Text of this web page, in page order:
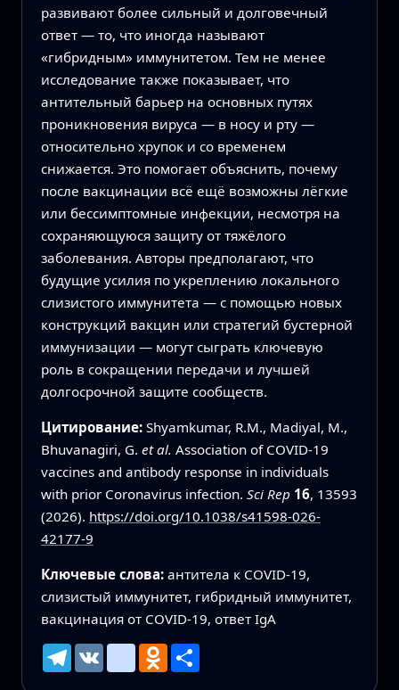
развивают более сильный и долговечный
ответ — то, что иногда называют
«гибридным» иммунитетом. Тем не менее
исследование также показывает, что
антительный барьер на основных путях
проникновения вируса — в носу и рту —
относительно хрупок и со временем
снижается. Это помогает объяснить, почему
после вакцинации всё ещё возможны лёгкие
или бессимптомные инфекции, несмотря на
сохраняющуюся защиту от тяжёлого
заболевания. Авторы предполагают, что
будущие усилия по укреплению локального
слизистого иммунитета — с помощью новых
конструкций вакцин или стратегий бустерной
иммунизации — могут сыграть ключевую
роль в сокращении передачи и лучшей
долгосрочной защите сообществ.
Цитирование: Shyamkumar, R.M., Madiyal, M.,
Bhuvanagiri, G. et al. Association of COVID-19
vaccines and antibody response in individuals
with prior Coronavirus infection. Sci Rep 16, 13593
(2026). https://doi.org/10.1038/s41598-026-
42177-9
Ключевые слова: антитела к COVID-19,
слизистый иммунитет, гибридный иммунитет,
вакцинация от COVID-19, ответ IgA
Telegram
VK mailruOdnoklassniki
Ресурс